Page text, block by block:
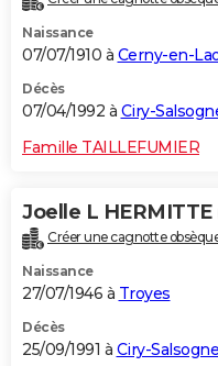
Naissance
07/07/1910 à Cerny-en-
Décès
07/04/1992 à Ciry-
Famille TAILLEFUMIER
Joelle L HERMITTE
Créer une cagnotte
Naissance
27/07/1946 à Troyes
Décès
25/09/1991 à Ciry-Salsogne